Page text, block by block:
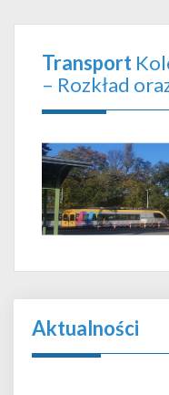
Transport
– Rozkład
Aktualności